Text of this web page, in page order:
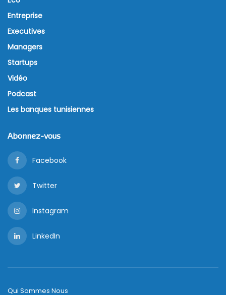
Entreprise
Executives
Managers
Startups
Vidéo
Podcast
Les banques tunisiennes
Abonnez-vous
Facebook
Twitter
Instagram
LinkedIn
Qui Sommes Nous